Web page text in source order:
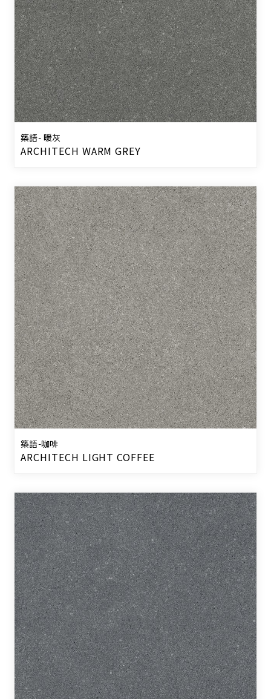
築語- 暖灰
ARCHITECH WARM GREY
築語-咖啡
ARCHITECH LIGHT COFFEE